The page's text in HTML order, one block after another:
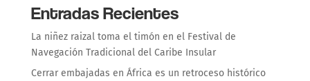
Entradas Recientes
La niñez raizal toma el timón en el Festival de
Navegación Tradicional del Caribe Insular
Cerrar embajadas en África es un retroceso histórico